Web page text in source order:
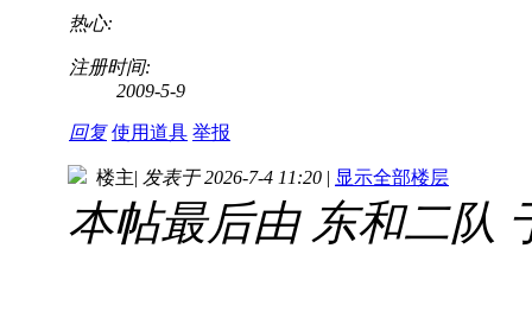
热心:
注册时间:
2009-5-9
回复 使用道具 举报
楼主| 发表于 2026-7-4 11:20 | 显示全部楼层
本帖最后由 东和二队